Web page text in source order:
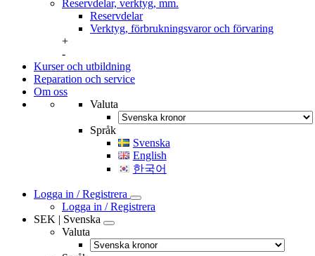
Reservdelar, verktyg, mm.
Reservdelar
Verktyg, förbrukningsvaror och förvaring
+
-
Kurser och utbildning
Reparation och service
Om oss
Valuta
Språk
Svenska
English
한국어
Logga in / Registrera
Logga in / Registrera
SEK | Svenska
Valuta